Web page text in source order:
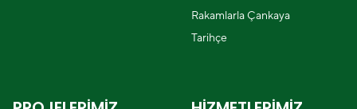
Rakamlarla Çankaya
Tarihçe